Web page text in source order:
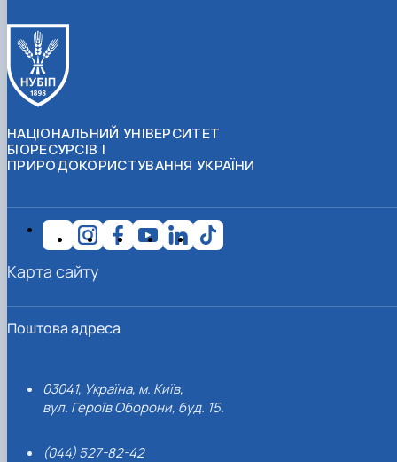
НАЦІОНАЛЬНИЙ УНІВЕРСИТЕТ
БІОРЕСУРСІВ І
ПРИРОДОКОРИСТУВАННЯ УКРАЇНИ
Поштова адреса
03041, Україна, м. Київ,
вул. Героїв Оборони, буд. 15.
(044) 527-82-42
Карта сайту